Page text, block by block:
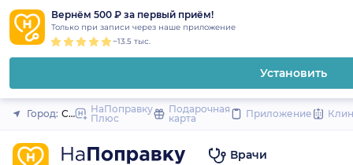
Вернём 500 ₽ за первый приём!
Только при записи через наше приложение
~13.5 тыс.
Установить
Закрыть
Город: Санкт-Петербург
НаПоправку
Плюс
Подарочная
карта
Приложение
Врачи